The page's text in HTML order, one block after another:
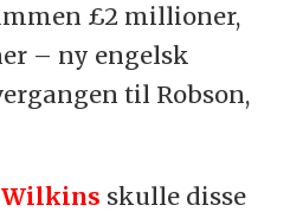
£2 millioner,
– ny engelsk
til Robson,
Wilkins skulle disse